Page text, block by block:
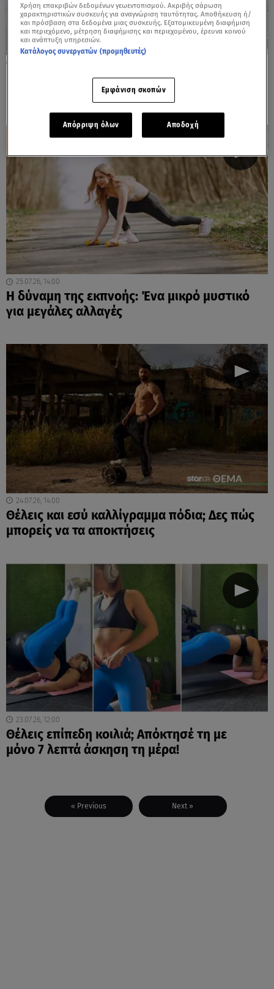
Περπάτημα και Μυαλό: Αρκεί η καθημερινή
βόλτα για την υγεία του εγκεφάλου;
25.07.26, 14:00
Η δύναμη της εκπνοής: Ένα μικρό μυστικό
για μεγάλες αλλαγές
24.07.26, 14:00
Θέλεις και εσύ καλλίγραμμα πόδια; Δες πώς
μπορείς να τα αποκτήσεις
23.07.26, 12:00
Θέλεις επίπεδη κοιλιά; Απόκτησέ τη με
μόνο 7 λεπτά άσκηση τη μέρα!
« Previous Next »
Χρήση επακριβών δεδομένων γεωεντοπισμού. Ακριβής σάρωση
χαρακτηριστικών συσκευής για αναγνώριση ταυτότητας. Αποθήκευση ή/
και πρόσβαση στα δεδομένα μιας συσκευής. Εξατομικευμένη διαφήμιση
και περιεχόμενο, μέτρηση διαφήμισης και περιεχομένου, έρευνα κοινού
και ανάπτυξη υπηρεσιών.
Κατάλογος συνεργατών (προμηθευτές)
Εμφάνιση σκοπών
Απόρριψη όλων Αποδοχή